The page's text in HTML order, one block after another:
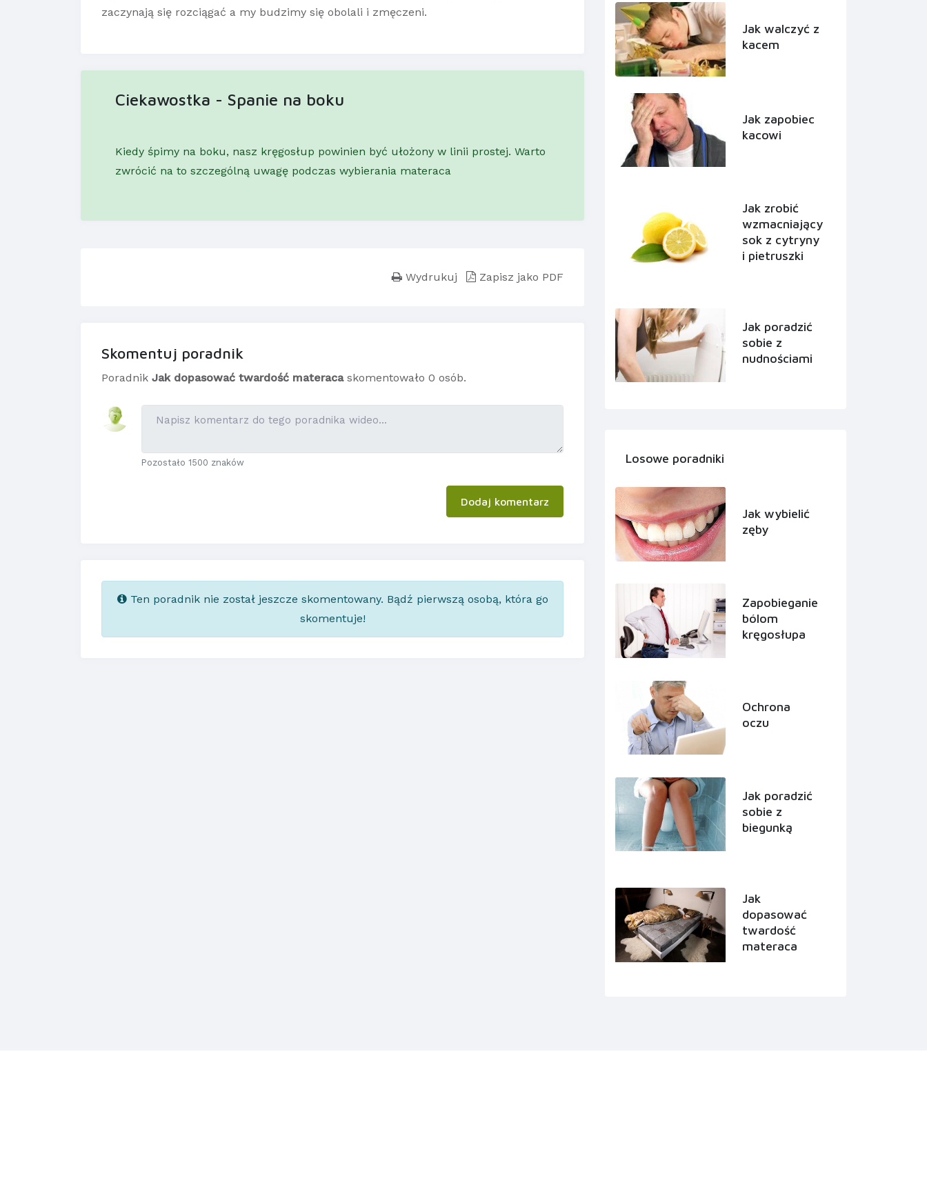
zaczynają się rozciągać a my budzimy się obolali i zmęczeni.
Ciekawostka - Spanie na boku
Kiedy śpimy na boku, nasz kręgosłup powinien być ułożony w linii prostej. Warto
zwrócić na to szczególną uwagę podczas wybierania materaca
Wydrukuj Zapisz jako PDF
Skomentuj poradnik
Poradnik Jak dopasować twardość materacaskomentowało 0 osób.
Pozostało 1500 znaków
Dodaj komentarz
Ten poradnik nie został jeszcze skomentowany. Bądź pierwszą osobą, która go
skomentuje!
Jak walczyć z
kacem
Jak zapobiec
kacowi
Jak zrobić
wzmacniający
sok z cytryny
i pietruszki
Jak poradzić
sobie z
nudnościami
Losowe poradniki
Jak wybielić
zęby
Zapobieganie
bólom
kręgosłupa
Ochrona
oczu
Jak poradzić
sobie z
biegunką
Jak
dopasować
twardość
materaca